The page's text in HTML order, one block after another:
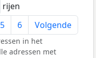
rijen
5 6 Volgende
in het
adressen met